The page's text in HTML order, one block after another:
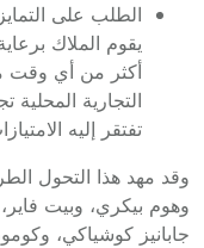
الطلب على
يقوم الملاك
أكثر من أي وقت
التجارية المحلية
تفتقر إليه
وقد مهد هذا التحول
جابانيز كوشياكي،